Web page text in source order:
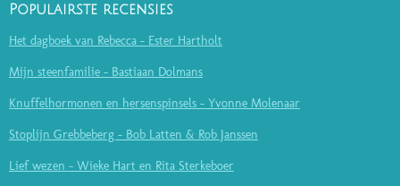
Populairste recensies
Het dagboek van Rebecca - Ester Hartholt
Mijn steenfamilie - Bastiaan Dolmans
Knuffelhormonen en hersenspinsels - Yvonne Molenaar
Stoplijn Grebbeberg - Bob Latten & Rob Janssen
Lief wezen - Wieke Hart en Rita Sterkeboer